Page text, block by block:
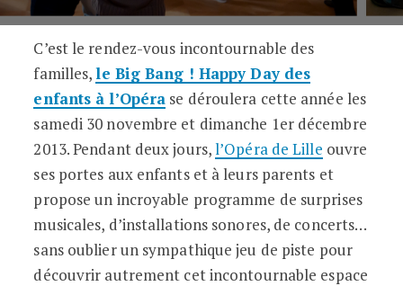
Youpi un nouveau Happy Day à l’Opéra !
C’est le rendez-vous incontournable des
familles,le Big Bang ! Happy Day des
enfants à l’Opéra se déroulera cette année les
samedi 30 novembre et dimanche 1er décembre
2013. Pendant deux jours,l’Opéra de Lille ouvre
ses portes aux enfants et à leurs parents et
propose un incroyable programme de surprises
musicales, d’installations sonores, de concerts…
sans oublier un sympathique jeu de piste pour
découvrir autrement cet incontournable espace